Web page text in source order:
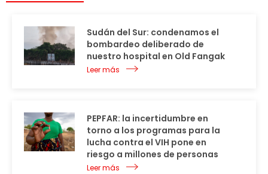
Sudán del Sur: condenamos el
bombardeo deliberado de
nuestro hospital en Old Fangak
Leer más
PEPFAR: la incertidumbre en
torno a los programas para la
lucha contra el VIH pone en
riesgo a millones de personas
Leer más